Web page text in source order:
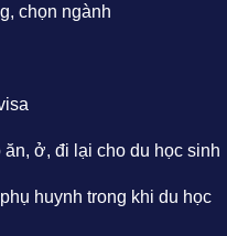
chọn ngành
ăn, ở, đi lại cho du học sinh
huynh trong khi du học